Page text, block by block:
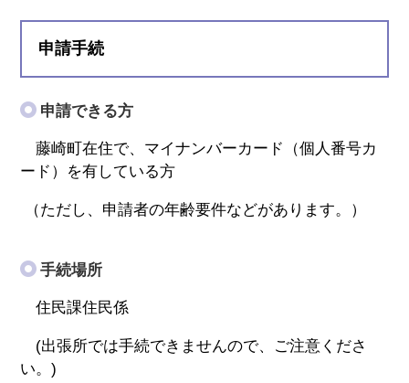
申請手続
申請できる方
藤崎町在住で、マイナンバーカード（個人番号カ
ード）を有している方
（ただし、申請者の年齢要件などがあります。）
手続場所
住民課住民係
(出張所では手続できませんので、ご注意くださ
い。)